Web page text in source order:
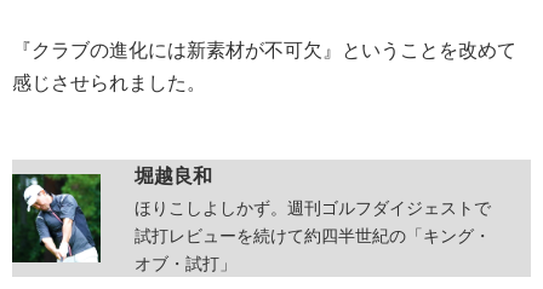
『クラブの進化には新素材が不可欠』ということを改めて
感じさせられました。
堀越良和
ほりこしよしかず。週刊ゴルフダイジェストで
試打レビューを続けて約四半世紀の「キング・
オブ・試打」